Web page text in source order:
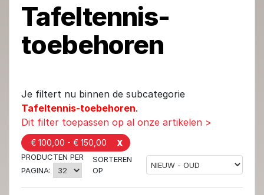
Tafeltennis-
toebehoren
Je filtert nu binnen de subcategorie
Tafeltennis-toebehoren.
Dit filter toepassen op al onze artikelen >
X
€ 100,00 - € 150,00
PRODUCTEN PER
PAGINA:
SORTEREN
OP